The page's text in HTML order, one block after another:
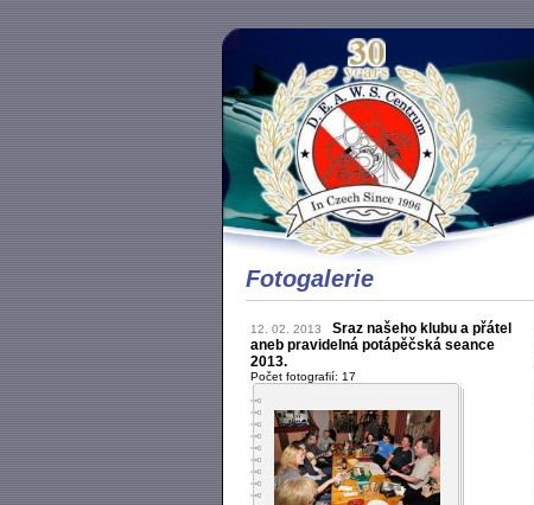
Fotogalerie
12. 02. 2013
Sraz našeho klubu a přátel
aneb pravidelná potápěčská seance
2013.
Počet fotografií: 17